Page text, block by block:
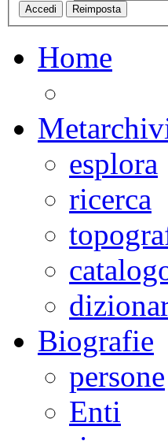
Home
esplora
ricerca
Biografie
persone
Enti